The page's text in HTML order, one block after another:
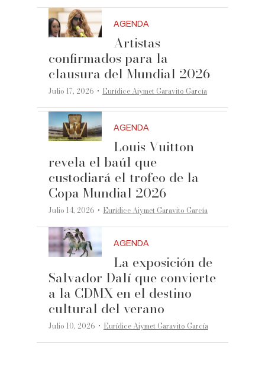
AGENDA
Artistas
confirmados para la
clausura del Mundial 2026
Julio 17, 2026 ·Eurídice Aiymet Garavito García
AGENDA
Louis Vuitton
revela el baúl que
custodiará el trofeo de la
Copa Mundial 2026
Julio 14, 2026 ·Eurídice Aiymet Garavito García
AGENDA
La exposición de
Salvador Dalí que convierte
a la CDMX en el destino
cultural del verano
Julio 10, 2026 ·Eurídice Aiymet Garavito García